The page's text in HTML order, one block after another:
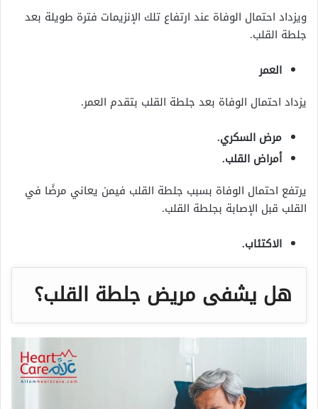
ويزداد احتمال الوفاة عند ارتفاع تلك الإنزيمات فترة طويلة بعد
جلطة القلب.
العمر
يزداد احتمال الوفاة بعد جلطة القلب بتقدم العمر.
مرض السكري.
أمراض القلب.
يرتفع احتمال الوفاة بسبب جلطة القلب فيمن يعاني مرضًا في
القلب قبل الإصابة بجلطة القلب.
الاكتئاب.
هل يشفى مريض جلطة القلب؟